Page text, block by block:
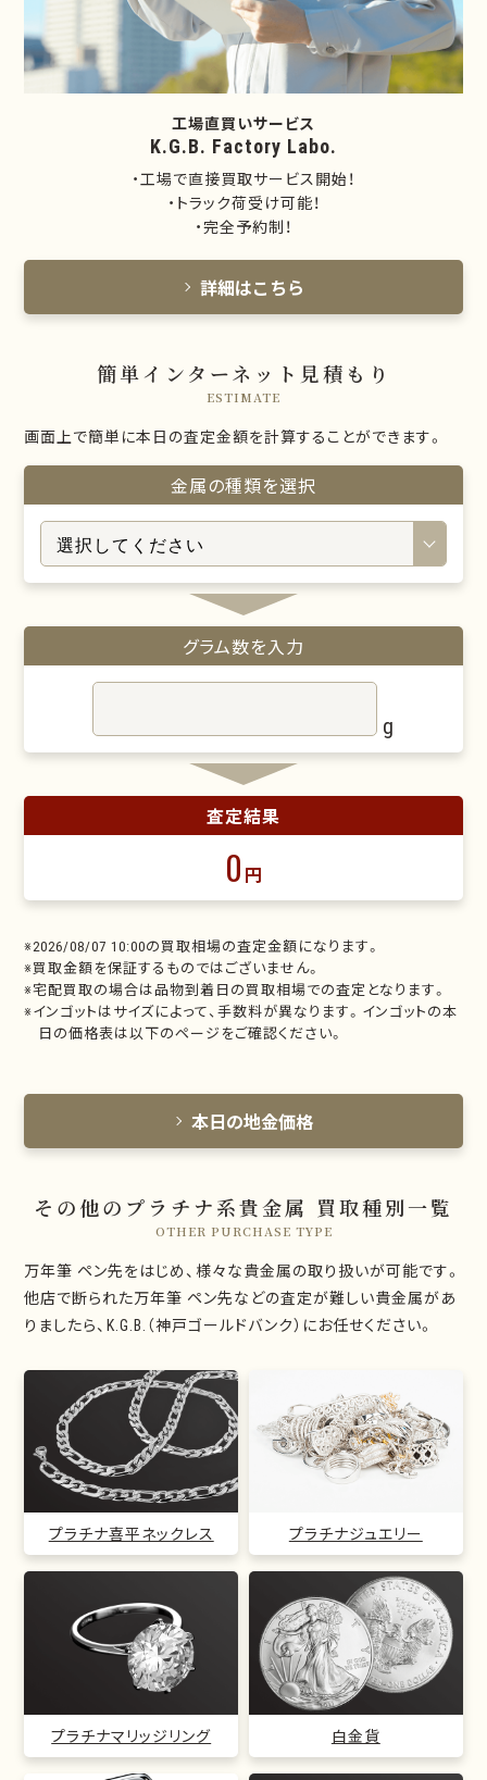
工場直買いサービス
K.G.B. Factory Labo.
・工場で直接買取サービス開始！
・トラック荷受け可能！
・完全予約制！
詳細はこちら
簡単インターネット見積もり
ESTIMATE
画面上で簡単に本日の査定金額を計算することができます。
金属の種類を選択
グラム数を入力
g
査定結果
0 円
※2026/08/07 10:00の買取相場の査定金額になります。
※買取金額を保証するものではございません。
※宅配買取の場合は品物到着日の買取相場での査定となります。
※インゴットはサイズによって、手数料が異なります。インゴットの本
日の価格表は以下のページをご確認ください。
本日の地金価格
その他のプラチナ系貴金属 買取種別一覧
OTHER PURCHASE TYPE
万年筆 ペン先をはじめ、様々な貴金属の取り扱いが可能です。
他店で断られた万年筆 ペン先などの査定が難しい貴金属があ
りましたら、K.G.B.（神戸ゴールドバンク）にお任せください。
プラチナ喜平ネックレス プラチナジュエリー
プラチナマリッジリング 白金貨